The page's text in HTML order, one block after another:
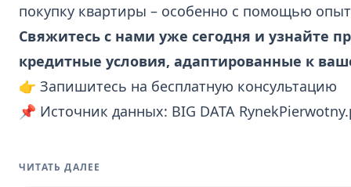
покупку квартиры – особенно с помощью
Свяжитесь с нами уже сегодня и узнайте
кредитные условия, адаптированные к
👉 Запишитесь на бесплатную консультацию
📌 Источник данных: BIG DATA
ЧИТАТЬ ДАЛЕЕ